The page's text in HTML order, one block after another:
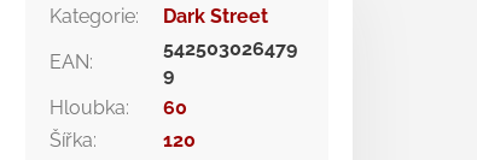
Kategorie:
Dark Street
EAN:
542503026479
9
Hloubka:
60
Šířka:
120